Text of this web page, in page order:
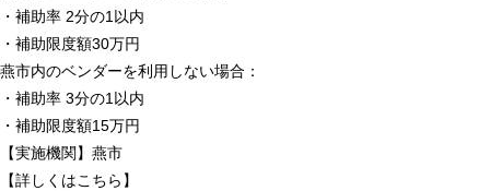
・補助率 2分の1以内
・補助限度額30万円
燕市内のベンダーを利用しない場合：
・補助率 3分の1以内
・補助限度額15万円
【実施機関】燕市
【詳しくはこちら】